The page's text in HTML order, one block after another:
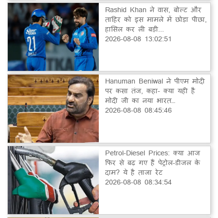
Rashid Khan ने वास, बोल्ट और
ताहिर को इस मामले में छोड़ा पीछा,
हासिल कर ली बड़ी...
2026-08-08 13:02:51
Hanuman Beniwal ने पीएम मोदी
पर कसा तंज, कहा- क्या यही है
मोदी जी का नया भारत…
2026-08-08 08:45:46
Petrol-Diesel Prices: क्या आज
फिर से बढ़ गए हैं पेट्रोल-डीजल के
दाम? ये है ताजा रेट
2026-08-08 08:34:54